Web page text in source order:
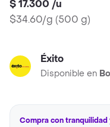
$ 17.300 /u
$34.60/g (500 g)
Éxito
Disponible en
Compra con